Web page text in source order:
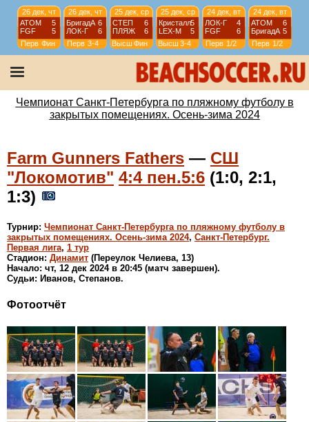
26 дек, чт
АТОМ
5
FGF
5
Перв Фин
26 дек, чт
БригадА 6
ЛОК-Г
6
Перв 3-4
25 дек, ср
СТЕП
6
ПЛЯЖ
6
Высш Фин
25 дек, ср
Кристалл5
LEX-М
5
Высш 3-4
24 дек, вт
ЛОК-Г
4
FGF
6
Перв 1/2
24 дек, вт
АТОМ
6
БригадА 5
Перв 1/2
23 дек, пн
2
БригадА 5
20 дек, пт
WKRIS
2
СПбW
1
20 дек, пт
WЛОКО
4
ЗВМ
5
Чемпионат Санкт-Петербурга по пляжному футболу в
закрытых помещениях. Осень-зима 2024
Farm Gunners Fathers — СШ
"Локомотив" 4:4 пен.5:6 (1:0, 2:1,
1:3)
Турнир: Чемпионат Санкт-Петербурга по пляжному футболу в
закрытых помещениях. Осень-зима 2024, Санкт-Петербург.
Первая лига, 1 тур
Стадион: Динамит (Переулок Челиева, 13)
Начало: чт, 12 дек 2024 в 20:45 (матч завершен).
Судьи: Иванов, Степанов.
Фотоотчёт